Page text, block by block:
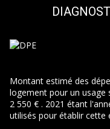
Montant estimé des
logement pour un usage
2 550 € . 2021 étant
utilisés pour établir cette